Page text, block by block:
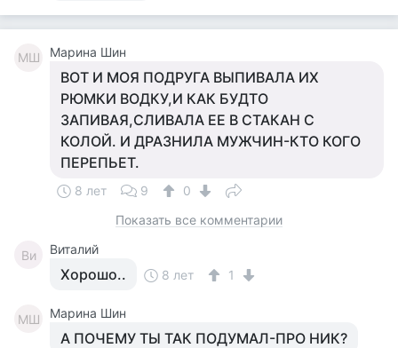
МШ Марина Шин
ВОТ И МОЯ ПОДРУГА ВЫПИВАЛА ИХ
РЮМКИ ВОДКУ,И КАК БУДТО
ЗАПИВАЯ,СЛИВАЛА ЕЕ В СТАКАН С
КОЛОЙ. И ДРАЗНИЛА МУЖЧИН-КТО КОГО
ПЕРЕПЬЕТ.
8 лет 9
0
Показать все комментарии
Ви Виталий
Хорошо.. 8 лет 1
МШ Марина Шин
А ПОЧЕМУ ТЫ ТАК ПОДУМАЛ-ПРО НИК?